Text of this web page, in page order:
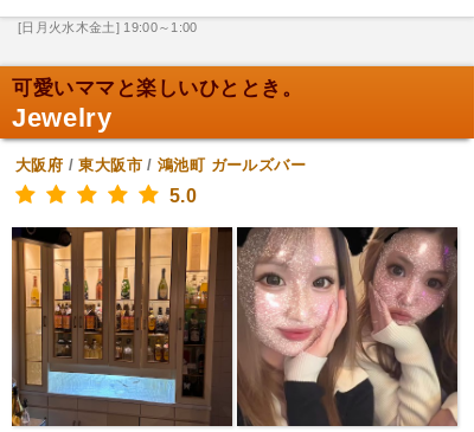
[日月火水木金土] 19:00～1:00
可愛いママと楽しいひととき。
Jewelry
大阪府 /東大阪市/鴻池町 ガールズバー
5.0